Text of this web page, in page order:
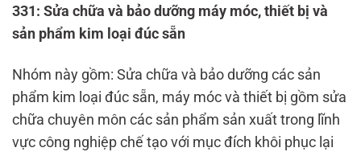
331: Sửa chữa và bảo dưỡng máy móc, thiết bị và
sản phẩm kim loại đúc sẵn
Nhóm này gồm: Sửa chữa và bảo dưỡng các sản
phẩm kim loại đúc sẵn, máy móc và thiết bị gồm sửa
chữa chuyên môn các sản phẩm sản xuất trong lĩnh
vực công nghiệp chế tạo với mục đích khôi phục lại